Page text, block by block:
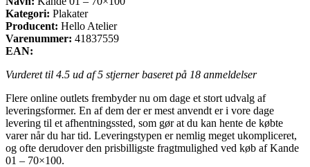
Kategori: Plakater
Producent: Hello Atelier
Varenummer: 41837559
EAN:
Vurderet til 4.5 ud af 5 stjerner baseret på 18 anmeldelser
Flere online outlets frembyder nu om dage et stort udvalg af
leveringsformer. En af dem der er mest anvendt er i vore dage
levering til et afhentningssted, som gør at du kan hente de købte
varer når du har tid. Leveringstypen er nemlig meget ukompliceret,
og ofte derudover den prisbilligste fragtmulighed ved køb af Kande
01 – 70×100.